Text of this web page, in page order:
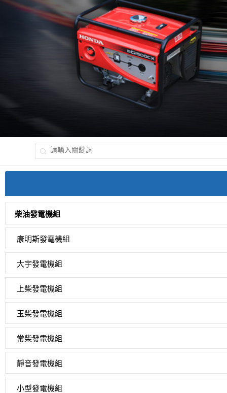
柴油發電機組
康明斯發電機組
大宇發電機組
上柴發電機組
玉柴發電機組
常柴發電機組
靜音發電機組
小型發電機組